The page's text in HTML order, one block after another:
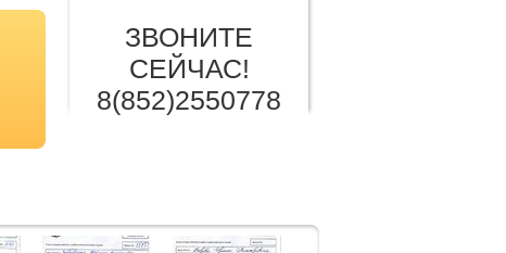
ЗВОНИТЕ
СЕЙЧАС!
8(852)2550778